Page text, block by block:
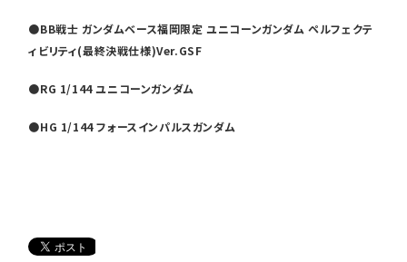
●BB戦士 ガンダムベース福岡限定 ユニコーンガンダム ペルフェクテ
ィビリティ(最終決戦仕様)Ver.GSF
●RG 1/144 ユニコーンガンダム
●HG 1/144 フォースインパルスガンダム